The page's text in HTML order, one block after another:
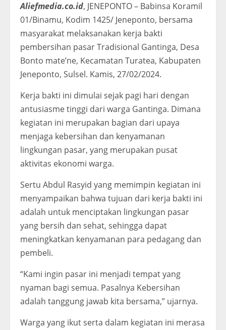
Aliefmedia.co.id, JENEPONTO – Babinsa Koramil
01/Binamu, Kodim 1425/ Jeneponto, bersama
masyarakat melaksanakan kerja bakti
pembersihan pasar Tradisional Gantinga, Desa
Bonto mate’ne, Kecamatan Turatea, Kabupaten
Jeneponto, Sulsel. Kamis, 27/02/2024.
Kerja bakti ini dimulai sejak pagi hari dengan
antusiasme tinggi dari warga Gantinga. Dimana
kegiatan ini merupakan bagian dari upaya
menjaga kebersihan dan kenyamanan
lingkungan pasar, yang merupakan pusat
aktivitas ekonomi warga.
Sertu Abdul Rasyid yang memimpin kegiatan ini
menyampaikan bahwa tujuan dari kerja bakti ini
adalah untuk menciptakan lingkungan pasar
yang bersih dan sehat, sehingga dapat
meningkatkan kenyamanan para pedagang dan
pembeli.
“Kami ingin pasar ini menjadi tempat yang
nyaman bagi semua. Pasalnya Kebersihan
adalah tanggung jawab kita bersama,” ujarnya.
Warga yang ikut serta dalam kegiatan ini merasa